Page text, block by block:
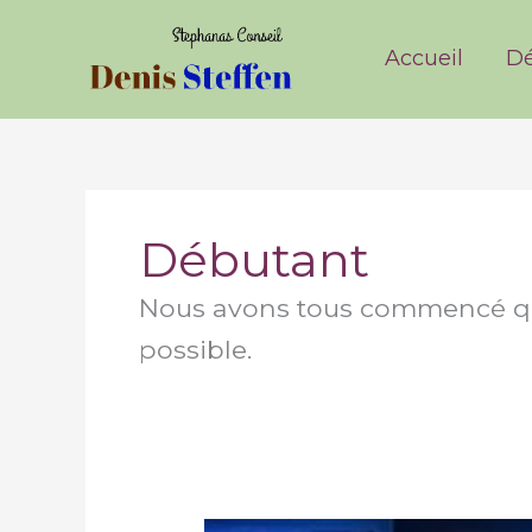
Accueil
Débutant
Nous avons tous commencé
possible.